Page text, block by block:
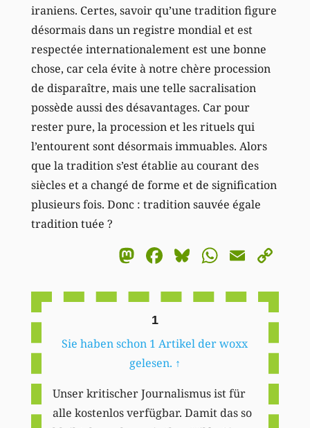
iraniens. Certes, savoir qu’une tradition figure
désormais dans un registre mondial et est
respectée internationalement est une bonne
chose, car cela évite à notre chère procession
de disparaître, mais une telle sacralisation
possède aussi des désavantages. Car pour
rester pure, la procession et les rituels qui
l’entourent sont désormais immuables. Alors
que la tradition s’est établie au courant des
siècles et a changé de forme et de signification
plusieurs fois. Donc : tradition sauvée égale
tradition tuée ?
Mastodon
Facebook
BlueskyEmail
1
Sie haben schon 1 Artikel der woxx
gelesen. ↑
Unser kritischer Journalismus ist für
alle kostenlos verfügbar. Damit das so